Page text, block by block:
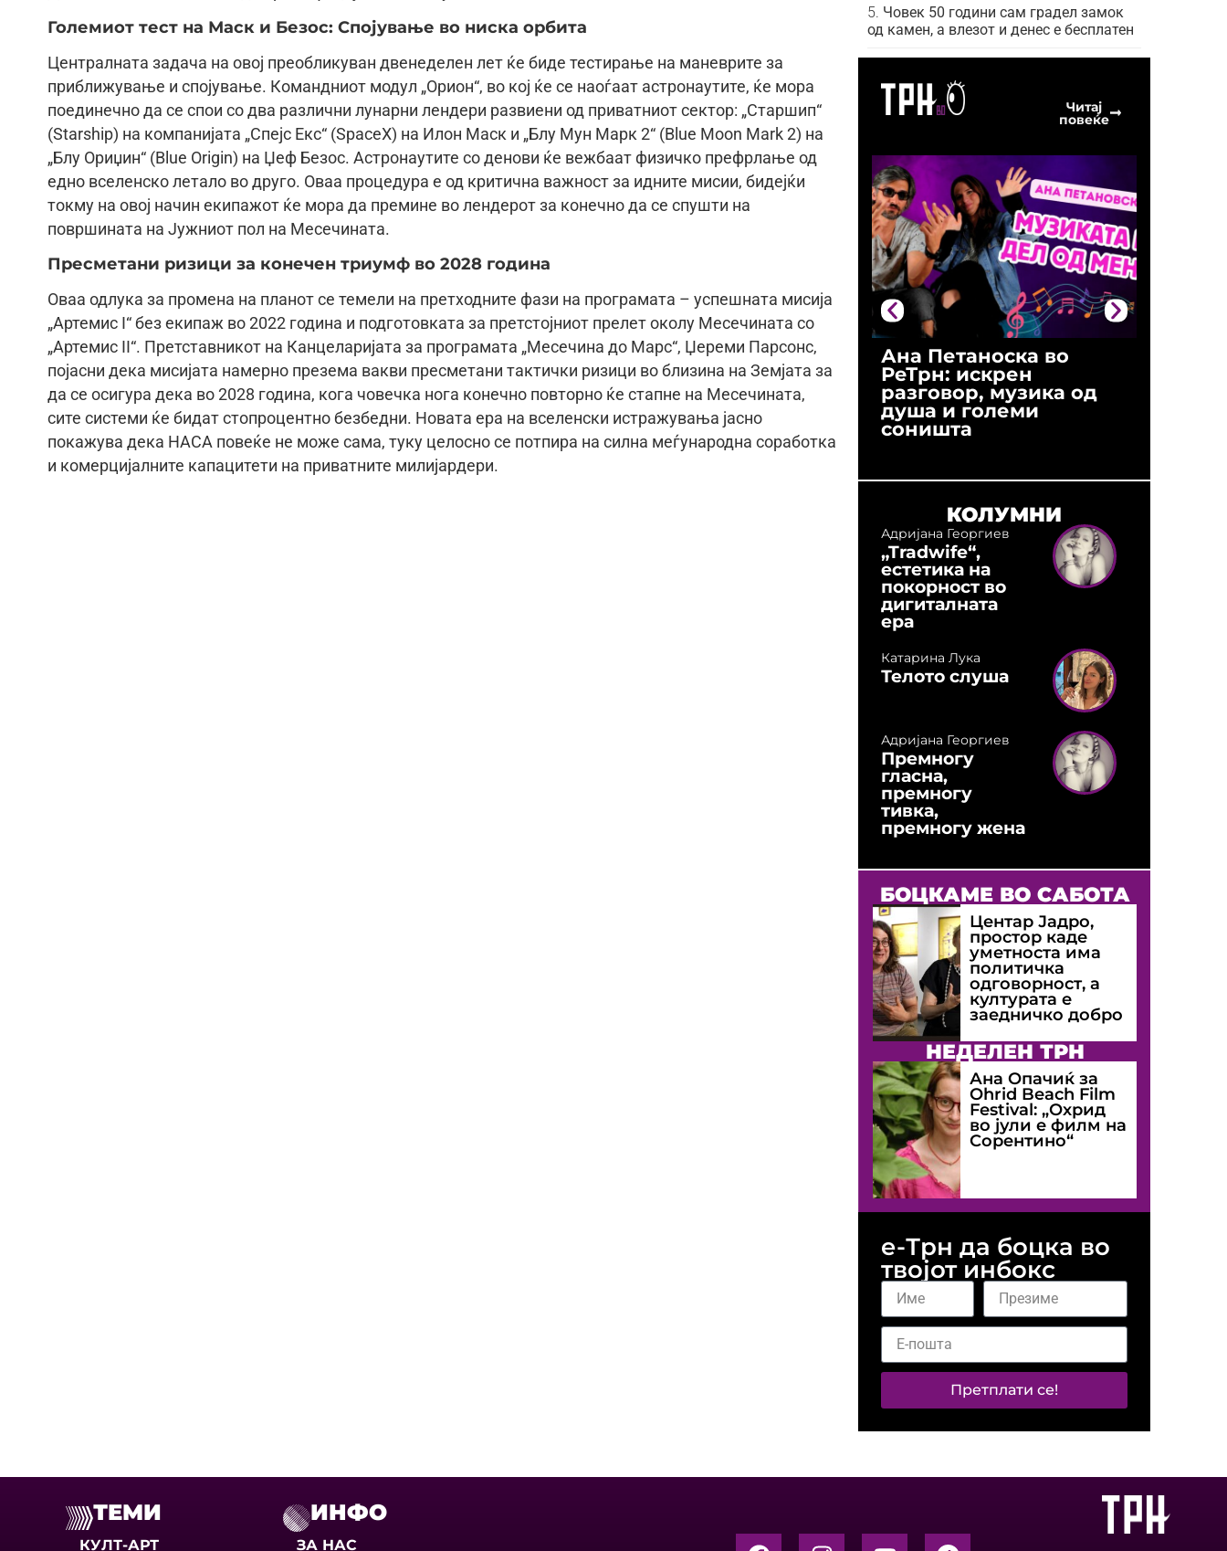
Големиот тест на Маск и Безос: Спојување во ниска орбита
Централната задача на овој преобликуван двенеделен лет ќе биде тестирање на маневрите за
приближување и спојување. Командниот модул „Орион“, во кој ќе се наоѓаат астронаутите, ќе мора
поединечно да се спои со два различни лунарни лендери развиени од приватниот сектор: „Старшип“
(Starship) на компанијата „Спејс Екс“ (SpaceX) на Илон Маск и „Блу Мун Марк 2“ (Blue Moon Mark 2) на
„Блу Ориџин“ (Blue Origin) на Џеф Безос. Астронаутите со денови ќе вежбаат физичко префрлање од
едно вселенско летало во друго. Оваа процедура е од критична важност за идните мисии, бидејќи
токму на овој начин екипажот ќе мора да премине во лендерот за конечно да се спушти на
површината на Јужниот пол на Месечината.
Пресметани ризици за конечен триумф во 2028 година
Оваа одлука за промена на планот се темели на претходните фази на програмата – успешната мисија
„Артемис I“ без екипаж во 2022 година и подготовката за претстојниот прелет околу Месечината со
„Артемис II“. Претставникот на Канцеларијата за програмата „Месечина до Марс“, Џереми Парсонс,
појасни дека мисијата намерно презема вакви пресметани тактички ризици во близина на Земјата за
да се осигура дека во 2028 година, кога човечка нога конечно повторно ќе стапне на Месечината,
сите системи ќе бидат стопроцентно безбедни. Новата ера на вселенски истражувања јасно
покажува дека НАСА повеќе не може сама, туку целосно се потпира на силна меѓународна соработка
и комерцијалните капацитети на приватните милијардери.
Човек 50 години сам градел замок
од камен, а влезот и денес е бесплатен
Читај
повеќе
Ана Петаноска во
РеТрн: искрен
разговор, музика од
душа и големи
соништа
КОЛУМНИ
Адријана Георгиев
„Tradwife“,
естетика на
покорност во
дигиталната
ера
Катарина Лука
Телото слуша
Адријана Георгиев
Премногу
гласна,
премногу
тивка,
премногу жена
БОЦКАМЕ ВО САБОТА
Центар Јадро,
простор каде
уметноста има
политичка
одговорност, а
културата е
заедничко добро
НЕДЕЛЕН ТРН
Ана Опачиќ за
Оhrid Beach Film
Festival: „Охрид
во јули е филм на
Сорентино“
е-Трн да боцка во
твојот инбокс
Претплати се!
ТЕМИ
КУЛТ-АРТ
ИНФО
ЗА НАС